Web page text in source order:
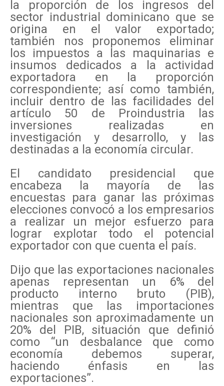
la proporción de los ingresos del
sector industrial dominicano que se
origina en el valor exportado;
también nos proponemos eliminar
los impuestos a las maquinarias e
insumos dedicados a la actividad
exportadora en la proporción
correspondiente; así como también,
incluir dentro de las facilidades del
artículo 50 de Proindustria las
inversiones realizadas en
investigación y desarrollo, y las
destinadas a la economía circular.
El candidato presidencial que
encabeza la mayoría de las
encuestas para ganar las próximas
elecciones convocó a los empresarios
a realizar un mejor esfuerzo para
lograr explotar todo el potencial
exportador con que cuenta el país.
Dijo que las exportaciones nacionales
apenas representan un 6% del
producto interno bruto (PIB),
mientras que las importaciones
nacionales son aproximadamente un
20% del PIB, situación que definió
como “un desbalance que como
economía debemos superar,
haciendo énfasis en las
exportaciones”.